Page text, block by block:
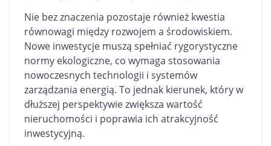
Nie bez znaczenia pozostaje również kwestia
równowagi między rozwojem a środowiskiem.
Nowe inwestycje muszą spełniać rygorystyczne
normy ekologiczne, co wymaga stosowania
nowoczesnych technologii i systemów
zarządzania energią. To jednak kierunek, który w
dłuższej perspektywie zwiększa wartość
nieruchomości i poprawia ich atrakcyjność
inwestycyjną.